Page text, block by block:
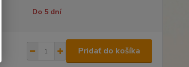
Do 5 dní
Pridať do košíka